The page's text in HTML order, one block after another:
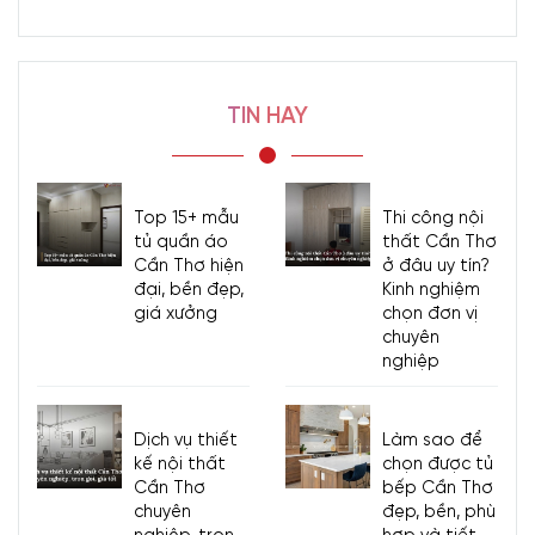
vít dễ dàng trên bề mặt tường hiện nay (tường thạch cao, tường
gạch,…). Hơn nữa, chất liệu gỗ sồi có điểm cộng dễ dàng
phun màu sơn chuẩn đẹp, kể cả những gam màu khó tính nhất so
với những dòng bàn thờ treo gỗ hương, gỗ mít, gỗ gụ.
TIN HAY
Top 15+ mẫu
tủ quần áo
Cần Thơ hiện
đại, bền đẹp,
giá xưởng
Thi công nội
thất Cần Thơ
ở đâu uy tín?
Kinh nghiệm
chọn đơn vị
chuyên
nghiệp
Dịch vụ thiết
kế nội thất
Cần Thơ
chuyên
Làm sao để
chọn được tủ
bếp Cần Thơ
đẹp, bền, phù